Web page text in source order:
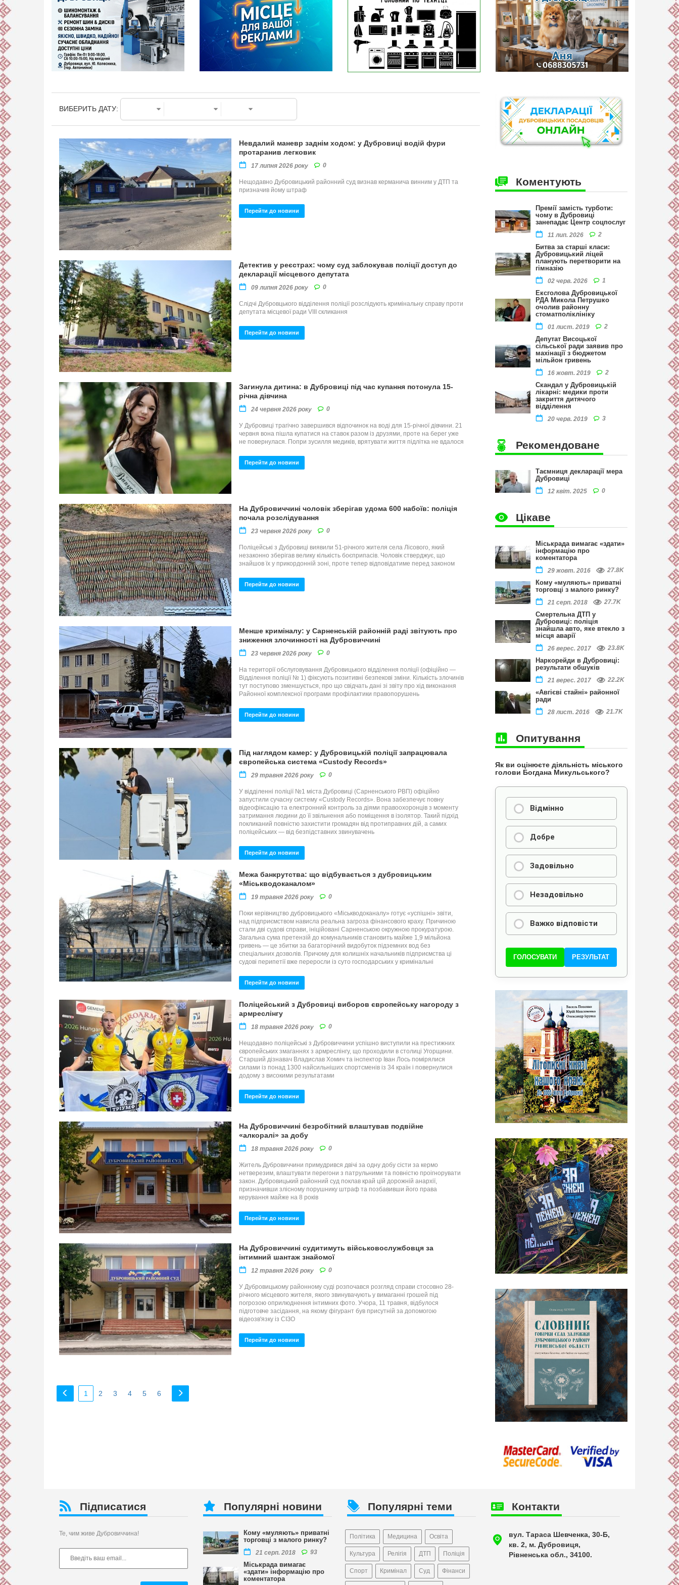
ВИБЕРИТЬ ДАТУ:
Невдалий маневр заднім ходом: у Дубровиці водій фури
протаранив легковик
17 липня 2026 року 0
Нещодавно Дубровицький районний суд визнав керманича винним у ДТП та
призначив йому штраф
Перейти до новини
Детектив у реєстрах: чому суд заблокував поліції доступ до
декларації місцевого депутата
09 липня 2026 року 0
Слідчі Дубровцького відділення поліції розслідують кримінальну справу проти
депутата місцевої ради VIII скликання
Перейти до новини
Загинула дитина: в Дубровиці під час купання потонула 15-
річна дівчина
24 червня 2026 року 0
У Дубровиці трагічно завершився відпочинок на воді для 15-річної дівчини. 21
червня вона пішла купатися на ставок разом із друзями, проте на берег уже
не повернулася. Попри зусилля медиків, врятувати життя підлітка не вдалося
Перейти до новини
На Дубровиччині чоловік зберігав удома 600 набоїв: поліція
почала розслідування
23 червня 2026 року 0
Поліцейські з Дубровиці виявили 51-річного жителя села Лісового, який
незаконно зберігав велику кількість боєприпасів. Чоловік стверджує, що
знайшов їх у прикордонній зоні, проте тепер відповідатиме перед законом
Перейти до новини
Менше криміналу: у Сарненській районній раді звітують про
зниження злочинності на Дубровиччині
23 червня 2026 року 0
На території обслуговування Дубровицького відділення поліції (офіційно —
Відділення поліції № 1) фіксують позитивні безпекові зміни. Кількість злочинів
тут поступово зменшується, про що свідчать дані зі звіту про хід виконання
Районної комплексної програми профілактики правопорушень
Перейти до новини
Під наглядом камер: у Дубровицькій поліції запрацювала
європейська система «Custody Records»
29 травня 2026 року 0
У відділенні поліції №1 міста Дубровиці (Сарненського РВП) офіційно
запустили сучасну систему «Custody Records». Вона забезпечує повну
відеофіксацію та електронний контроль за діями правоохоронців з моменту
затримання людини до її звільнення або поміщення в ізолятор. Такий підхід
покликаний повністю захистити громадян від протиправних дій, а самих
поліцейських — від безпідставних звинувачень
Перейти до новини
Межа банкрутства: що відбувається з дубровицьким
«Міськводоканалом»
19 травня 2026 року 0
Поки керівництво дубровицького «Міськводоканалу» готує «успішні» звіти,
над підприємством нависла реальна загроза фінансового краху. Причиною
стали дві судові справи, ініційовані Сарненською окружною прокуратурою.
Загальна сума претензій до комунальників становить майже 1,9 мільйона
гривень — це збитки за багаторічний видобуток підземних вод без
спеціальних дозволів. Причому для колишніх начальників підприємства ці
судові перипетії вже переросли із суто господарських у кримінальні
Перейти до новини
Поліцейський з Дубровиці виборов європейську нагороду з
армреслінгу
18 травня 2026 року 0
Нещодавно поліцейські з Дубровиччини успішно виступили на престижних
європейських змаганнях з армреслінгу, що проходили в столиці Угорщини.
Старший дізнавач Владислав Хомич та інспектор Іван Лось помірялися
силами із понад 1300 найсильніших спортсменів із 34 країн і повернулися
додому з високими результатами
Перейти до новини
На Дубровиччині безробітний влаштував подвійне
«алкоралі» за добу
18 травня 2026 року 0
Житель Дубровиччини примудрився двічі за одну добу сісти за кермо
нетверезим, влаштувати перегони з патрульними та повністю проігнорувати
закон. Дубровицький районний суд поклав край цій дорожній анархії,
призначивши злісному порушнику штраф та позбавивши його права
керування майже на 8 років
Перейти до новини
На Дубровиччині судитимуть військовослужбовця за
інтимний шантаж знайомої
12 травня 2026 року 0
У Дубровицькому районному суді розпочався розгляд справи стосовно 28-
річного місцевого жителя, якого звинувачують у вимаганні грошей під
погрозою оприлюднення інтимних фото. Учора, 11 травня, відбулося
підготовче засідання, на якому фігурант був присутній за допомогою
відеозв'язку із СІЗО
Перейти до новини
1 2 3 4 5 6
Коментують
Премії замість турботи:
чому в Дубровиці
занепадає Центр соцпослуг
11 лип. 2026 2
Битва за старші класи:
Дубровицький ліцей
планують перетворити на
гімназію
02 черв. 2026 1
Ексголова Дубровицької
РДА Микола Петрушко
очолив районну
стоматполіклініку
01 лист. 2019 2
Депутат Висоцької
сільської ради заявив про
махінації з бюджетом
мільйон гривень
16 жовт. 2019 2
Скандал у Дубровицькій
лікарні: медики проти
закриття дитячого
відділення
20 черв. 2019 3
Рекомендоване
Таємниця декларації мера
Дубровиці
12 квіт. 2025 0
Цікаве
Міськрада вимагає «здати»
інформацію про
коментатора
29 жовт. 2016 27.8K
Кому «муляють» приватні
торговці з малого ринку?
21 серп. 2018 27.7K
Смертельна ДТП у
Дубровиці: поліція
знайшла авто, яке втекло з
місця аварії
26 верес. 2017 23.8K
Наркорейди в Дубровиці:
результати обшуків
21 верес. 2017 22.2K
«Авгієві стайні» районної
ради
28 лист. 2016 21.7K
Опитування
Як ви оцінюєте діяльність міського
голови Богдана Микульського?
Відмінно
Добре
Задовільно
Незадовільно
Важко відповісти
ГОЛОСУВАТИ РЕЗУЛЬТАТ
Підписатися
Те, чим живе Дубровиччина!
Популярні новини
Кому «муляють» приватні
торговці з малого ринку?
21 серп. 2018 93
Міськрада вимагає
«здати» інформацію про
коментатора
Популярні теми
Політика Медицина Освіта
Культура Релігія ДТП Поліція
Спорт Кримінал Суд Фінанси
Контакти
вул. Тараса Шевченка, 30-Б,
кв. 2, м. Дубровиця,
Рівненська обл., 34100.